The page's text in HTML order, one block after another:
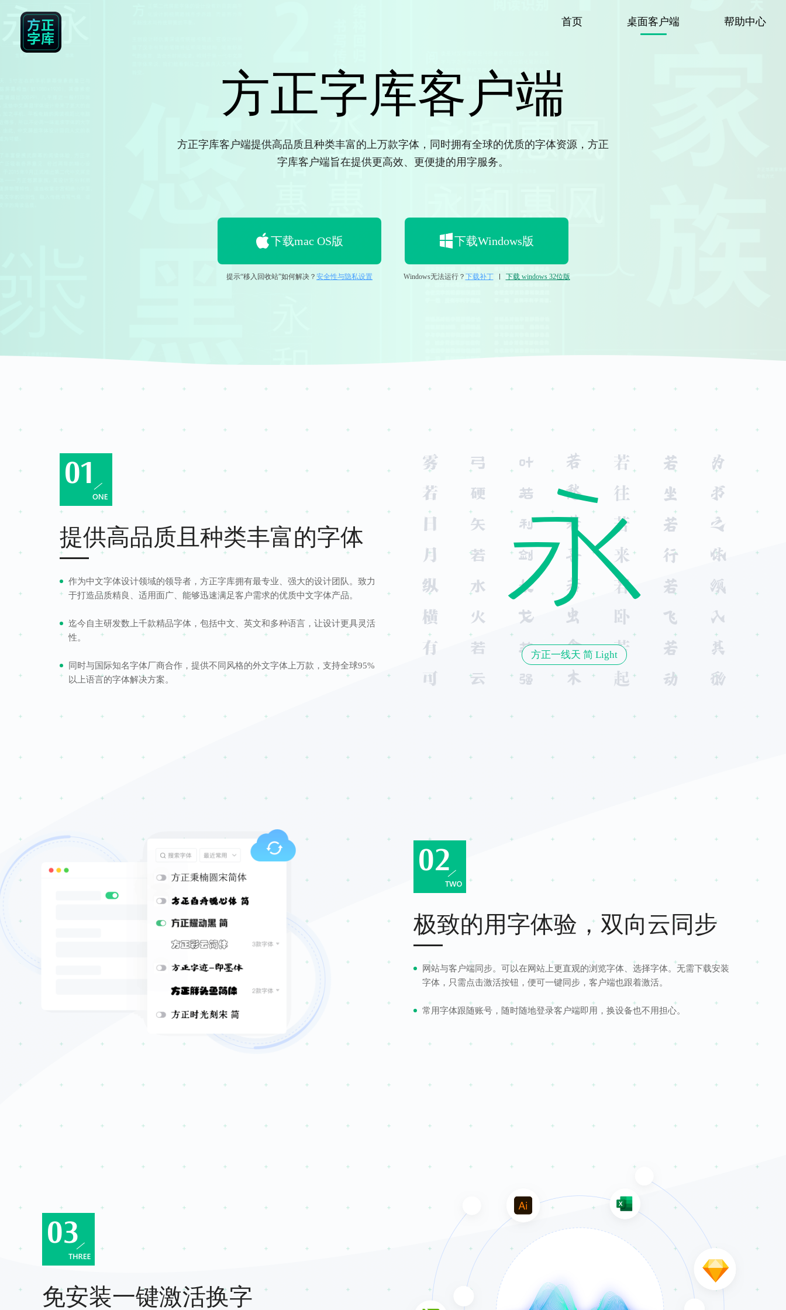
首页 桌面客户端 帮助中心
方正字库客户端
方正字库客户端提供高品质且种类丰富的上万款字体，同时拥有全球的优质的字体资源，方正
字库客户端旨在提供更高效、更便捷的用字服务。
下载mac OS版
提示“移入回收站”如何解决？ 安全性与隐私设置
下载Windows版
Windows无法运行？ 下载补丁 下载 windows 32位版
提供高品质且种类丰富的字体
作为中文字体设计领域的领导者，方正字库拥有最专业、强大的设计团队。致力
于打造品质精良、适用面广、能够迅速满足客户需求的优质中文字体产品。
迄今自主研发数上千款精品字体，包括中文、英文和多种语言，让设计更具灵活
性。
同时与国际知名字体厂商合作，提供不同风格的外文字体上万款，支持全球95%
以上语言的字体解决方案。
永
方正一线天 简 Light
极致的用字体验，双向云同步
网站与客户端同步。可以在网站上更直观的浏览字体、选择字体。无需下载安装
字体，只需点击激活按钮，便可一键同步，客户端也跟着激活。
常用字体跟随账号，随时随地登录客户端即用，换设备也不用担心。
免安装一键激活换字